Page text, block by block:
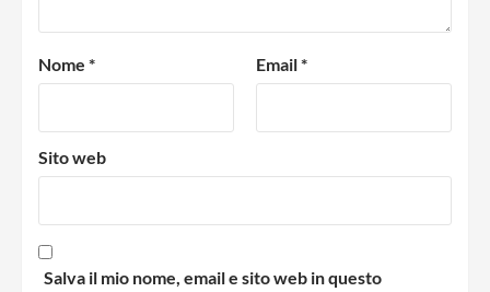
Nome * Email*
Sito web
Salva il mio nome, email e sito web in questo